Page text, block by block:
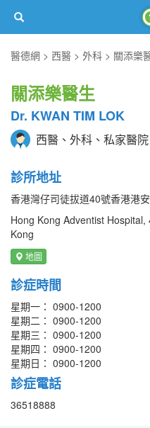
醫德網
西醫 外科 關添樂
關添樂醫生
Dr. KWAN TIM LOK
西醫、外科、私家醫院
診所地址
香港灣仔司徒拔道40號香港港
Hong Kong Adventist
Kong
地圖
診症時間
星期一： 0900-1200
星期二： 0900-1200
星期三： 0900-1200
星期四： 0900-1200
星期日： 0900-1200
診症電話
36518888